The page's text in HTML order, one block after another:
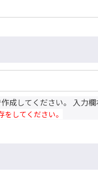
成してください。 入力
してください。